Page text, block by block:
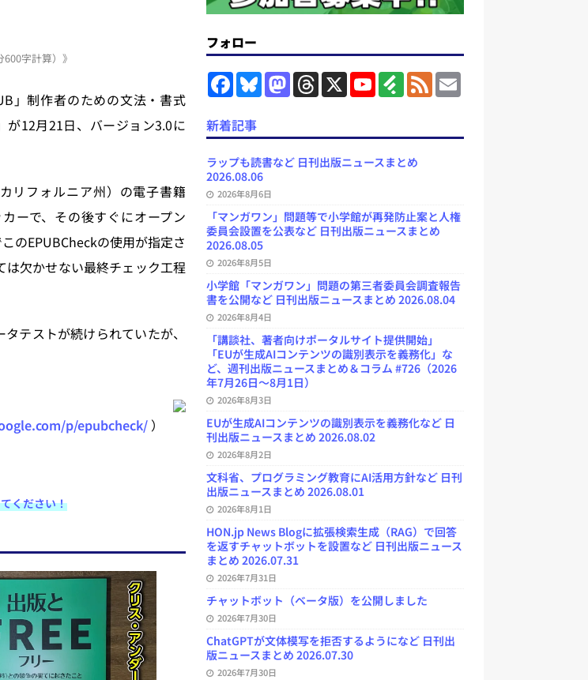
で回答を返すチャットボットを設置など
日刊出版ニュースまとめ 2026.07.30
日
2026.08.06 日刊出版ニュースまとめ
字計算）》
」制作者のための文法・書式
が12月21日、バージョン3.0に
リフォルニア州）の電子書籍
ーで、その後すぐにオープン
のEPUBCheckの使用が指定さ
欠かせない最終チェック工程
テストが続けられていたが、
p/epubcheck/ ）
ください！
フォロー
F
a
e
b
o
o
k
B
l
k
y
M
a
d
o
n
T
h
d
s
X
Y
o
b
C
n
e
F
e
y
F
e
E
m
新着記事
ラップも読書など 日刊出版ニュースまとめ
2026.08.06
2026年8月6日
「マンガワン」問題等で小学館が再発防止案と人権
委員会設置を公表など 日刊出版ニュースまとめ
2026.08.05
2026年8月5日
小学館「マンガワン」問題の第三者委員会調査報告
書を公開など 日刊出版ニュースまとめ 2026.08.04
2026年8月4日
「講談社、著者向けポータルサイト提供開始」
「EUが生成AIコンテンツの識別表示を義務化」な
ど、週刊出版ニュースまとめ＆コラム #726（2026
年7月26日～8月1日）
2026年8月3日
EUが生成AIコンテンツの識別表示を義務化など 日
刊出版ニュースまとめ 2026.08.02
2026年8月2日
文科省、プログラミング教育にAI活用方針など 日刊
出版ニュースまとめ 2026.08.01
2026年8月1日
HON.jp News Blogに拡張検索生成（RAG）で回答
を返すチャットボットを設置など 日刊出版ニュース
まとめ 2026.07.31
2026年7月31日
チャットボット（ベータ版）を公開しました
2026年7月30日
ChatGPTが文体模写を拒否するようになど 日刊出
版ニュースまとめ 2026.07.30
2026年7月30日